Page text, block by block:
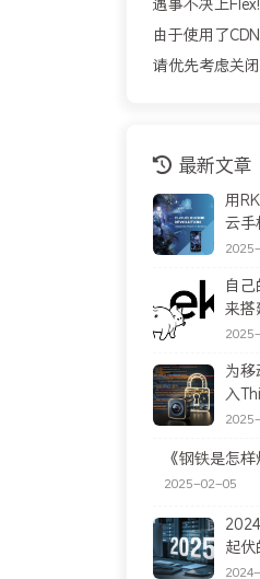
遇事不决上
由于使用了
请优先考虑关
最新文章
用
云手
自
来搭
为移
入
运行
《钢铁是怎
2025-02-05
起伏